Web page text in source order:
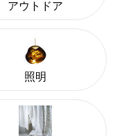
アウトドア
照明